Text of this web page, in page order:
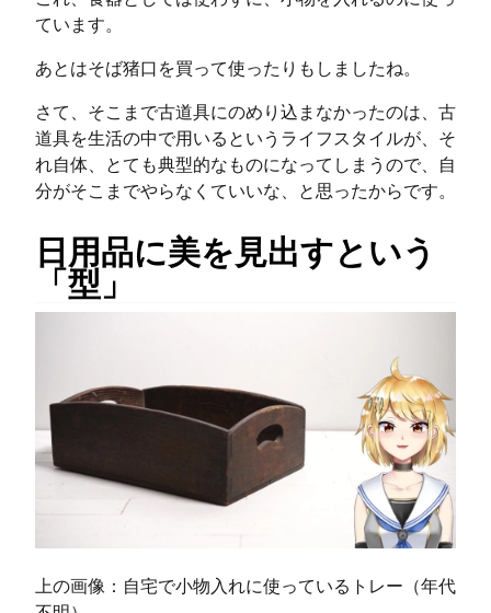
ています。
あとはそば猪口を買って使ったりもしましたね。
さて、そこまで古道具にのめり込まなかったのは、古
道具を生活の中で用いるというライフスタイルが、そ
れ自体、とても典型的なものになってしまうので、自
分がそこまでやらなくていいな、と思ったからです。
日用品に美を見出すという
「型」
上の画像：自宅で小物入れに使っているトレー（年代